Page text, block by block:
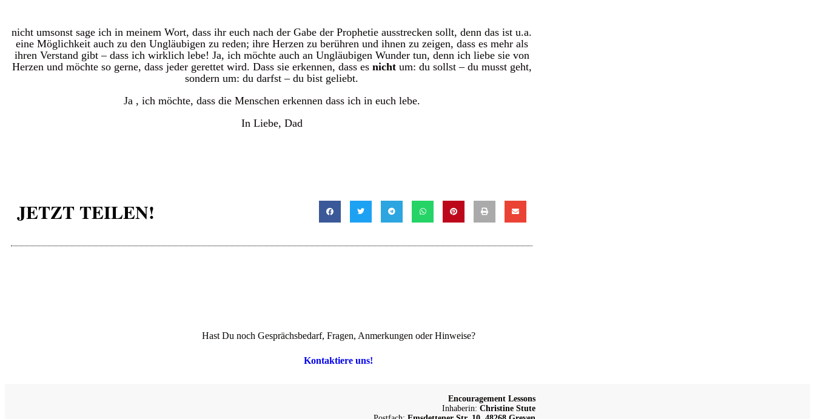
nicht umsonst sage ich in meinem Wort, dass ihr euch nach der Gabe der Prophetie ausstrecken sollt, denn das ist u.a.
eine Möglichkeit auch zu den Ungläubigen zu reden; ihre Herzen zu berühren und ihnen zu zeigen, dass es mehr als
ihren Verstand gibt – dass ich wirklich lebe! Ja, ich möchte auch an Ungläubigen Wunder tun, denn ich liebe sie von
Herzen und möchte so gerne, dass jeder gerettet wird. Dass sie erkennen, dass es nicht um: du sollst – du musst geht,
sondern um: du darfst – du bist geliebt.
Ja , ich möchte, dass die Menschen erkennen dass ich in euch lebe.
In Liebe, Dad
JETZT TEILEN!
Hast Du noch Gesprächsbedarf, Fragen, Anmerkungen oder Hinweise?
Kontaktiere uns!
Encouragement Lessons
Inhaberin:Christine Stute